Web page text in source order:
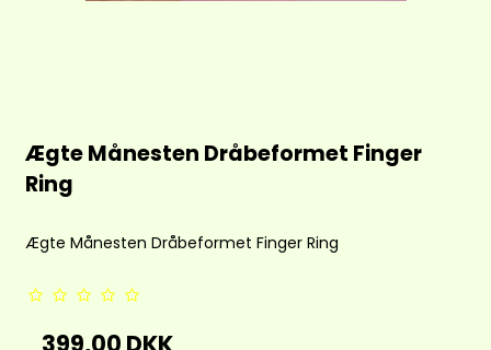
Ægte Månesten Dråbeformet Finger
Ring
Ægte Månesten Dråbeformet Finger Ring